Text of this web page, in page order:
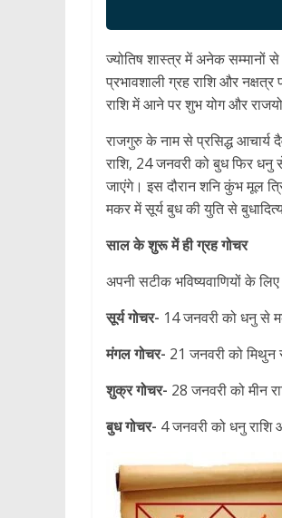
ज्योतिष शास्त्र में अनेक सम्मानों
प्रभावशाली ग्रह राशि और
राशि में आने पर शुभ योग और
राजगुरु के नाम से प्रसिद्ध आचार्य
राशि, 24 जनवरी को बुध फिर
जाएंगे। इस दौरान शनि कुंभ मूल
मकर में सूर्य बुध की युति से
साल के शुरू में ही ग्रह गोचर
अपनी सटीक भविष्यवाणियों के
सूर्य गोचर- 14 जनवरी को धनु से
मंगल गोचर- 21 जनवरी को मिथुन
शुक्र गोचर- 28 जनवरी को मीन
बुध गोचर- 4 जनवरी को धनु